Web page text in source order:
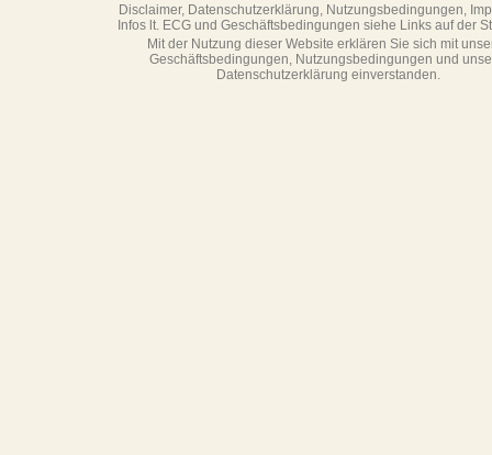
Disclaimer, Datenschutzerklärung, Nutzungsbedingungen,
Infos lt. ECG und Geschäftsbedingungen siehe Links auf der
Mit der Nutzung dieser Website erklären Sie sich mit
Geschäftsbedin­gungen, Nutzungsbedingungen und
Datenschutzerklärung einverstanden.